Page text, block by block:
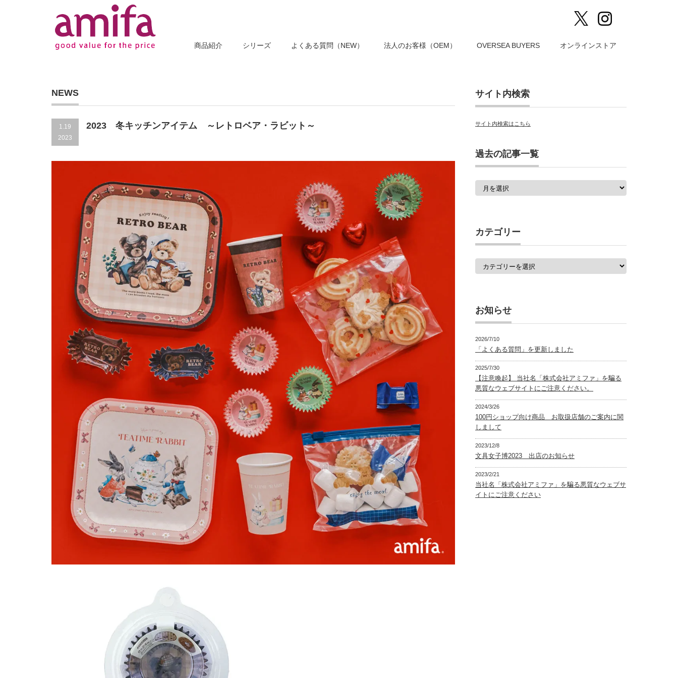
商品紹介 シリーズ よくある質問（NEW） 法人のお客様（OEM） OVERSEA BUYERS オンラインストア
NEWS
1.19
2023
2023 冬キッチンアイテム ～レトロベア・ラビット～
サイト内検索
サイト内検索はこちら
過去の記事一覧
過
覧
カテゴリー
カ
お知らせ
2026/7/10
「よくある質問」を更新しました
2025/7/30
【注意喚起】 当社名「株式会社アミファ」を騙る
悪質なウェブサイトにご注意ください。
2024/3/26
100円ショップ向け商品 お取扱店舗のご案内に関
しまして
2023/12/8
文具女子博2023 出店のお知らせ
2023/2/21
当社名「株式会社アミファ」を騙る悪質なウェブサ
イトにご注意ください